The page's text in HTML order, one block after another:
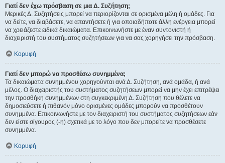
Γιατί δεν έχω πρόσβαση σε μια Δ. Συζήτηση;
Μερικές Δ. Συζητήσεις μπορεί να περιορίζονται σε ορισμένα μέλη ή ομάδες. Για
να δείτε, να διαβάσετε, να απαντήσετε ή για οποιαδήποτε άλλη ενέργεια μπορεί
να χρειάζεστε ειδικά δικαιώματα. Επικοινωνήστε με έναν συντονιστή ή
διαχειριστή του συστήματος συζητήσεων για να σας χορηγήσει την πρόσβαση.
Κορυφή
Γιατί δεν μπορώ να προσθέσω συνημμένα;
Τα δικαιώματα συνημμένου χορηγούνται ανά Δ. Συζήτηση, ανά ομάδα, ή ανά
μέλος. Ο διαχειριστής του συστήματος συζητήσεων μπορεί να μην έχει επιτρέψει
την προσθήκη συνημμένων στη συγκεκριμένη Δ. Συζήτηση που θέλετε να
δημοσιεύσετε ή πιθανόν μόνο ορισμένες ομάδες μπορούν να προσθέτουν
συνημμένα. Επικοινωνήστε με τον διαχειριστή του συστήματος συζητήσεων εάν
δεν είστε σίγουρος (-η) σχετικά με το λόγο που δεν μπορείτε να προσθέσετε
συνημμένα.
Κορυφή